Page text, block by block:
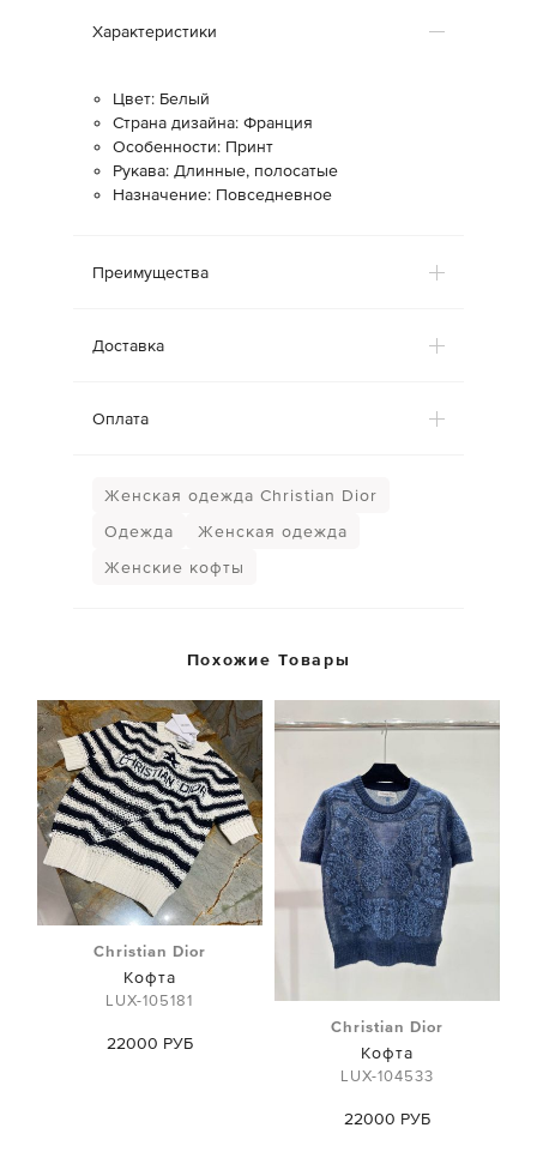
Характеристики
Цвет: Белый
Страна дизайна: Франция
Особенности: Принт
Рукава: Длинные, полосатые
Назначение: Повседневное
Преимущества
Доставка
Оплата
Женская одежда Christian Dior
Одежда
Женская одежда
Женские кофты
Похожие Товары
Christian Dior
Кофта
LUX-105181
22000 РУБ
Christian Dior
Кофта
LUX-104533
22000 РУБ